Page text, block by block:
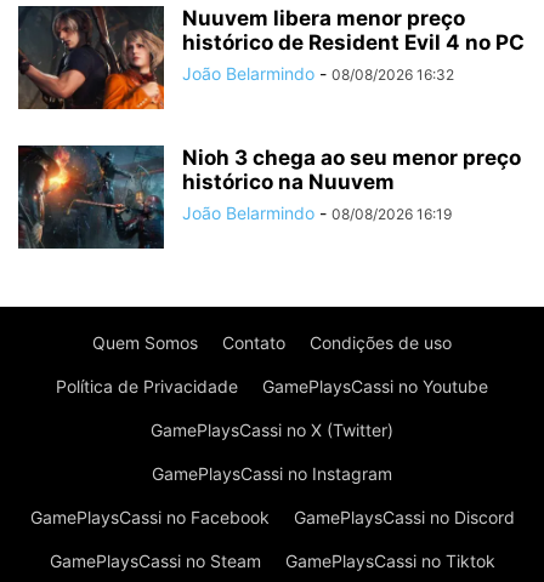
Nuuvem libera menor preço
histórico de Resident Evil 4 no PC
João Belarmindo - 08/08/2026 16:32
Nioh 3 chega ao seu menor preço
histórico na Nuuvem
João Belarmindo - 08/08/2026 16:19
Quem Somos Contato Condições de uso
Política de Privacidade GamePlaysCassi no Youtube
GamePlaysCassi no X (Twitter)
GamePlaysCassi no Instagram
GamePlaysCassi no Facebook GamePlaysCassi no Discord
GamePlaysCassi no Steam GamePlaysCassi no Tiktok